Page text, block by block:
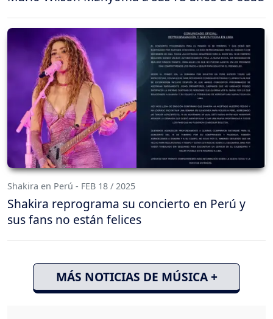
Shakira en Perú - FEB 18 / 2025
Shakira reprograma su concierto en Perú y
sus fans no están felices
MÁS NOTICIAS DE MÚSICA +